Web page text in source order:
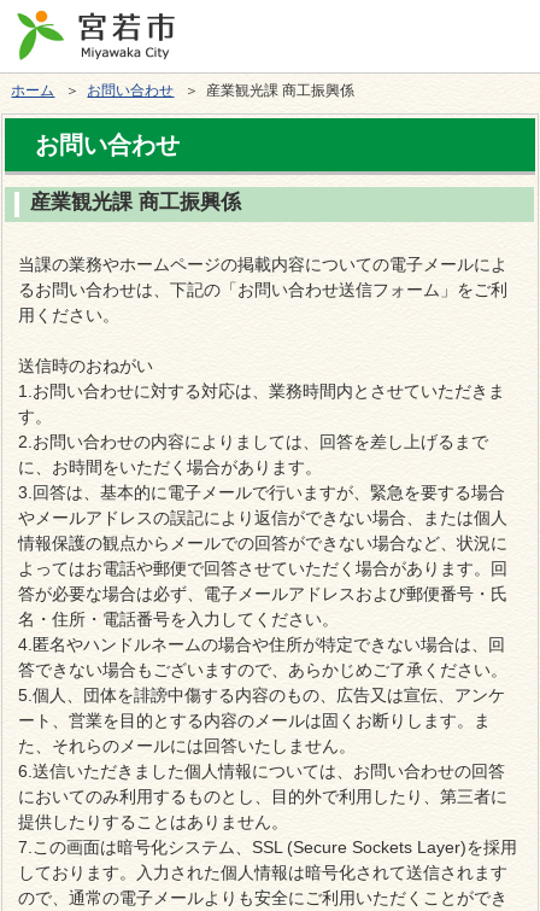
ホーム ＞ お問い合わせ ＞ 産業観光課 商工振興係
お問い合わせ
産業観光課 商工振興係
当課の業務やホームページの掲載内容についての電子メールによ
るお問い合わせは、下記の「お問い合わせ送信フォーム」をご利
用ください。
送信時のおねがい
1.お問い合わせに対する対応は、業務時間内とさせていただきま
す。
2.お問い合わせの内容によりましては、回答を差し上げるまで
に、お時間をいただく場合があります。
3.回答は、基本的に電子メールで行いますが、緊急を要する場合
やメールアドレスの誤記により返信ができない場合、または個人
情報保護の観点からメールでの回答ができない場合など、状況に
よってはお電話や郵便で回答させていただく場合があります。回
答が必要な場合は必ず、電子メールアドレスおよび郵便番号・氏
名・住所・電話番号を入力してください。
4.匿名やハンドルネームの場合や住所が特定できない場合は、回
答できない場合もございますので、あらかじめご了承ください。
5.個人、団体を誹謗中傷する内容のもの、広告又は宣伝、アンケ
ート、営業を目的とする内容のメールは固くお断りします。ま
た、それらのメールには回答いたしません。
6.送信いただきました個人情報については、お問い合わせの回答
においてのみ利用するものとし、目的外で利用したり、第三者に
提供したりすることはありません。
7.この画面は暗号化システム、SSL (Secure Sockets Layer)を採用
しております。入力された個人情報は暗号化されて送信されます
ので、通常の電子メールよりも安全にご利用いただくことができ